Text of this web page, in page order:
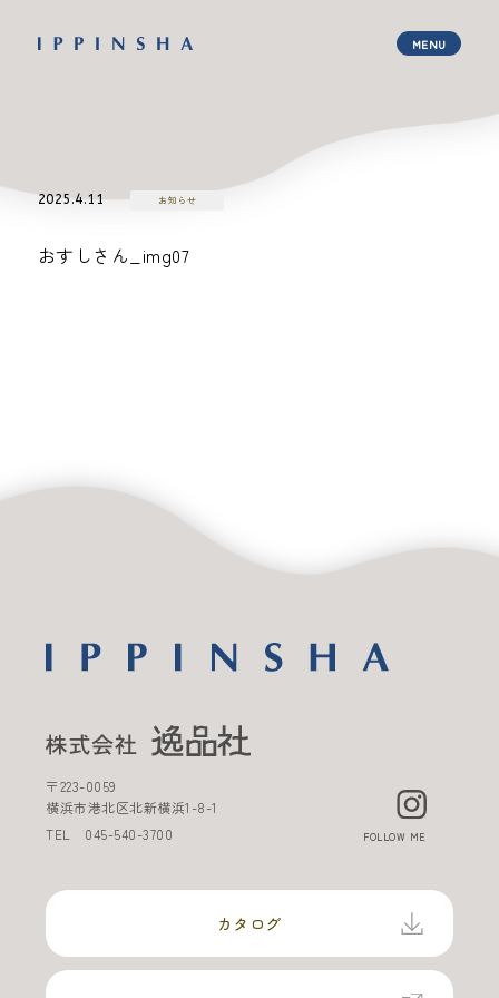
2025.4.11 お知らせ
おすしさん_img07
〒223-0059
横浜市港北区北新横浜1-8-1
TEL 045-540-3700 FOLLOW ME
カタログ